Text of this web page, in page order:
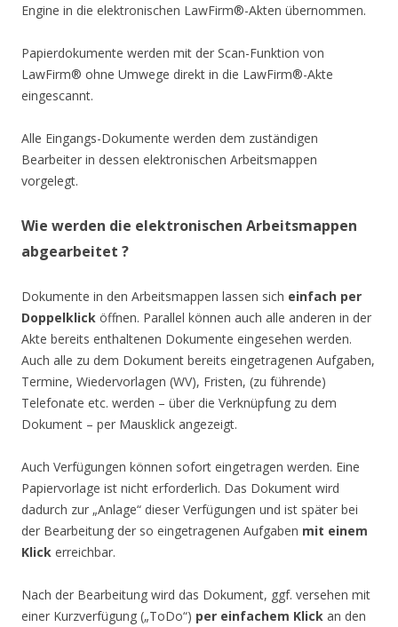
Engine in die elektronischen LawFirm®-Akten übernommen.
Papierdokumente werden mit der Scan-Funktion von
LawFirm® ohne Umwege direkt in die LawFirm®-Akte
eingescannt.
Alle Eingangs-Dokumente werden dem zuständigen
Bearbeiter in dessen elektronischen Arbeitsmappen
vorgelegt.
Wie werden die elektronischen Arbeitsmappen
abgearbeitet ?
Dokumente in den Arbeitsmappen lassen sich einfach per
Doppelklick öffnen. Parallel können auch alle anderen in der
Akte bereits enthaltenen Dokumente eingesehen werden.
Auch alle zu dem Dokument bereits eingetragenen Aufgaben,
Termine, Wiedervorlagen (WV), Fristen, (zu führende)
Telefonate etc. werden – über die Verknüpfung zu dem
Dokument – per Mausklick angezeigt.
Auch Verfügungen können sofort eingetragen werden. Eine
Papiervorlage ist nicht erforderlich. Das Dokument wird
dadurch zur „Anlage“ dieser Verfügungen und ist später bei
der Bearbeitung der so eingetragenen Aufgaben mit einem
Klick erreichbar.
Nach der Bearbeitung wird das Dokument, ggf. versehen mit
einer Kurzverfügung („ToDo“) per einfachem Klick an den